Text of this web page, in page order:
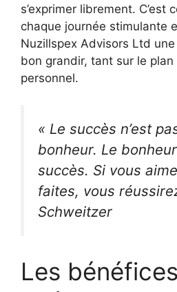
s’exprimer librement. C’est
chaque journée stimulante
Nuzillspex Advisors Ltd
bon grandir, tant sur le
personnel.
« Le succès n’est
bonheur. Le
succès. Si vous
faites, vous
Schweitzer
Les